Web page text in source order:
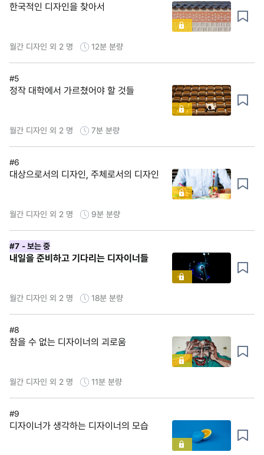
한국적인 디자인을 찾아서
월간 디자인 외 2 명 12분 분량
#5
정작 대학에서 가르쳤어야 할 것들
월간 디자인 외 2 명 7분 분량
#6
대상으로서의 디자인, 주체로서의 디자인
월간 디자인 외 2 명 9분 분량
#7 - 보는 중
내일을 준비하고 기다리는 디자이너들
월간 디자인 외 2 명 18분 분량
#8
참을 수 없는 디자이너의 괴로움
월간 디자인 외 2 명 11분 분량
#9
디자이너가 생각하는 디자이너의 모습